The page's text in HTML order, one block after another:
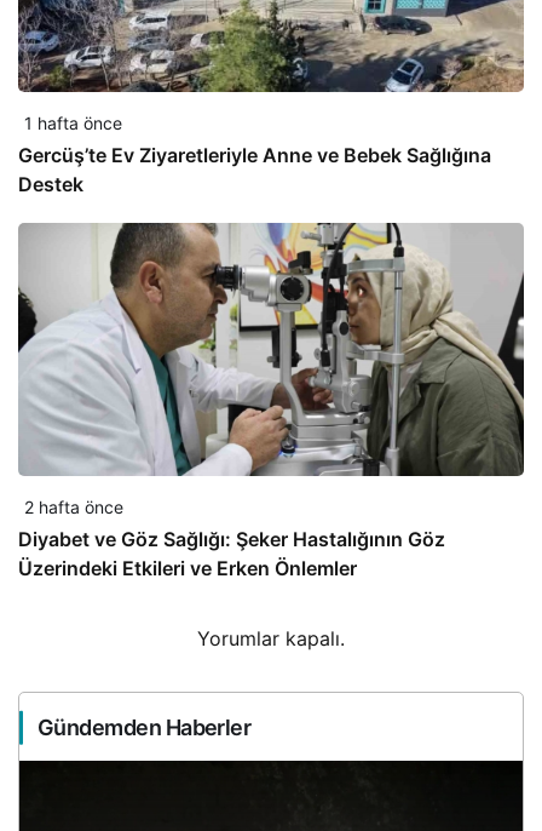
1 hafta önce
Gercüş’te Ev Ziyaretleriyle Anne ve Bebek Sağlığına
Destek
2 hafta önce
Diyabet ve Göz Sağlığı: Şeker Hastalığının Göz
Üzerindeki Etkileri ve Erken Önlemler
Yorumlar kapalı.
Gündemden Haberler